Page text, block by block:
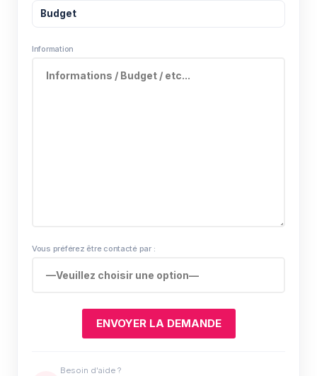
Information
Vous préférez être contacté par :
Besoin d'aide ?